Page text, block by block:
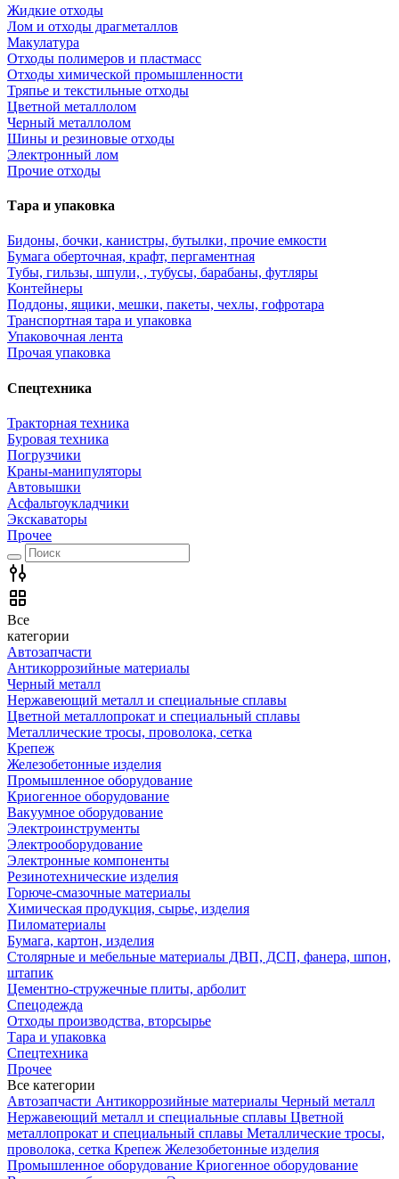
Жидкие отходы
Лом и отходы драгметаллов
Макулатура
Отходы полимеров и пластмасс
Отходы химической промышленности
Тряпье и текстильные отходы
Цветной металлолом
Черный металлолом
Шины и резиновые отходы
Электронный лом
Прочие отходы
Тара и упаковка
Бидоны, бочки, канистры, бутылки, прочие емкости
Бумага оберточная, крафт, пергаментная
Тубы, гильзы, шпули, , тубусы, барабаны, футляры
Контейнеры
Поддоны, ящики, мешки, пакеты, чехлы, гофротара
Транспортная тара и упаковка
Упаковочная лента
Прочая упаковка
Спецтехника
Тракторная техника
Буровая техника
Погрузчики
Краны-манипуляторы
Автовышки
Асфальтоукладчики
Экскаваторы
Прочее
Все
категории
Автозапчасти
Антикоррозийные материалы
Черный металл
Нержавеющий металл и специальные сплавы
Цветной металлопрокат и специальный сплавы
Металлические тросы, проволока, сетка
Крепеж
Железобетонные изделия
Промышленное оборудование
Криогенное оборудование
Вакуумное оборудование
Электроинструменты
Электрооборудование
Электронные компоненты
Резинотехнические изделия
Горюче-смазочные материалы
Химическая продукция, сырье, изделия
Пиломатериалы
Бумага, картон, изделия
Столярные и мебельные материалы ДВП, ДСП, фанера, шпон,
штапик
Цементно-стружечные плиты, арболит
Спецодежда
Отходы производства, вторсырье
Тара и упаковка
Спецтехника
Прочее
Все категории
Автозапчасти Антикоррозийные материалы Черный металл
Нержавеющий металл и специальные сплавы Цветной
металлопрокат и специальный сплавы Металлические тросы,
проволока, сетка Крепеж Железобетонные изделия
Промышленное оборудование Криогенное оборудование